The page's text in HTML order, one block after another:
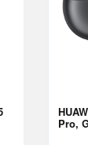
Pro,